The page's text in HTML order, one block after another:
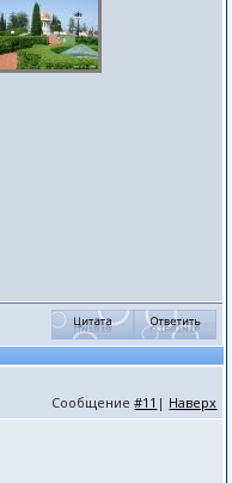
Сообщение#11 | Наверх